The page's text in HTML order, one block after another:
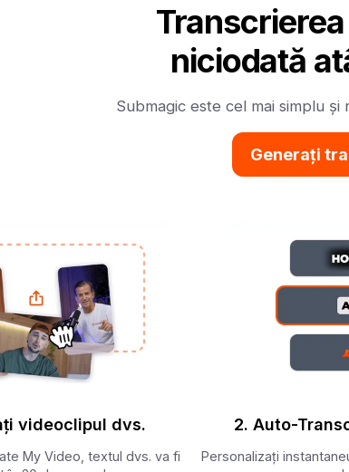
niciodată
Submagic este cel mai simplu
Generați
videoclipul dvs.
My Video, textul dvs. va fi
2. Auto-
Personalizați